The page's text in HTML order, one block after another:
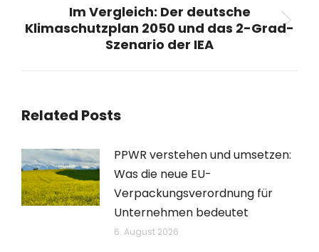
Nächster
Beitrag:
Im Vergleich: Der deutsche
Klimaschutzplan 2050 und das 2-Grad-
Szenario der IEA
Related Posts
PPWR verstehen und umsetzen:
Was die neue EU-
Verpackungsverordnung für
Unternehmen bedeutet
6. August 2026